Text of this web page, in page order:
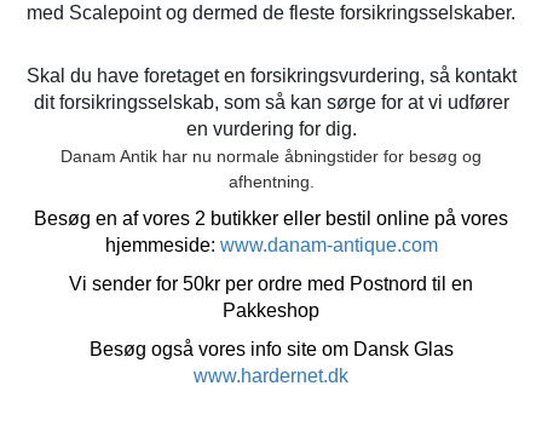
med Scalepoint og dermed de fleste forsikringsselskaber.
Skal du have foretaget en forsikringsvurdering, så kontakt
dit forsikringsselskab, som så kan sørge for at vi udfører
en vurdering for dig.
Danam Antik har nu normale åbningstider for besøg og
afhentning.
Besøg en af vores 2 butikker eller bestil online på vores
hjemmeside: www.danam-antique.com
Vi sender for 50kr per ordre med Postnord til en
Pakkeshop
Besøg også vores info site om Dansk Glas
www.hardernet.dk